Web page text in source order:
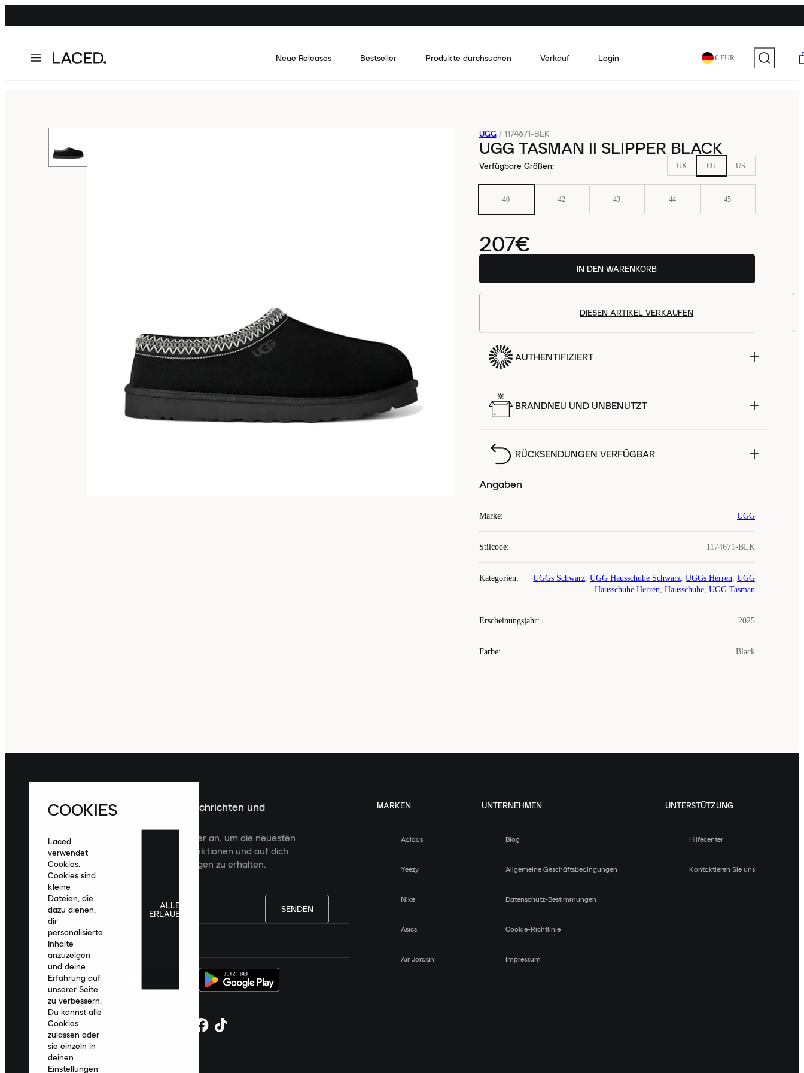
Neue Releases Bestseller Produkte durchsuchen Verkauf Login € EUR
UGG / 1174671-BLK
UGG TASMAN II SLIPPER BLACK
Verfügbare Größen: UK EU US
40 42 43 44 45
207€
IN DEN WARENKORB
DIESEN ARTIKEL VERKAUFEN
AUTHENTIFIZIERT
BRANDNEU UND UNBENUTZT
RÜCKSENDUNGEN VERFÜGBAR
Angaben
Marke: UGG
Stilcode: 1174671-BLK
Kategorien: UGGs Schwarz, UGG Hausschuhe Schwarz, UGGs Herren, UGG
Hausschuhe Herren, Hausschuhe, UGG Tasman
Erscheinungsjahr: 2025
Farbe: Black
Melde dich für die neuesten Nachrichten und
Veröffentlichungen an
Melde dich für den Laced Newsletter an, um die neuesten
Veröffentlichungen, kuratierte Kollektionen und auf dich
zugeschnittene Produktempfehlungen zu erhalten.
SENDEN
MARKEN
Adidas
Yeezy
Nike
Asics
Air Jordan
UNTERNEHMEN
Blog
Allgemeine Geschäftsbedingungen
Datenschutz-Bestimmungen
Cookie-Richtlinie
Impressum
UNTERSTÜTZUNG
Hilfecenter
Kontaktieren Sie uns
COOKIES
Laced
verwendet
Cookies.
Cookies sind
kleine
Dateien, die
dazu dienen,
dir
personalisierte
Inhalte
anzuzeigen
und deine
Erfahrung auf
unserer Seite
zu verbessern.
Du kannst alle
Cookies
zulassen oder
sie einzeln in
deinen
Einstellungen
ALLE
ERLAUBEN